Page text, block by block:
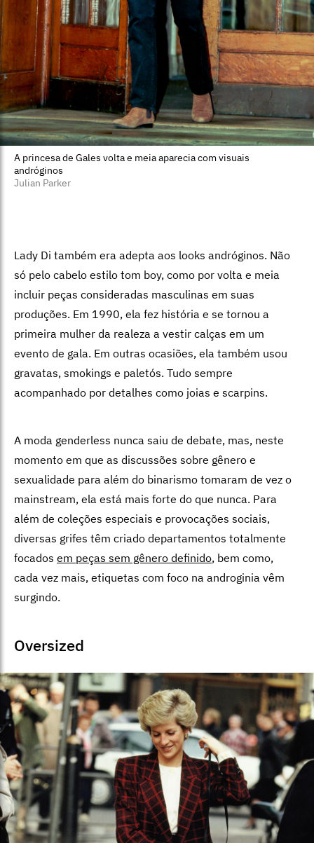
A princesa de Gales volta e meia aparecia com visuais
andróginos
Julian Parker
Lady Di também era adepta aos looks andróginos. Não
só pelo cabelo estilo tom boy, como por volta e meia
incluir peças consideradas masculinas em suas
produções. Em 1990, ela fez história e se tornou a
primeira mulher da realeza a vestir calças em um
evento de gala. Em outras ocasiões, ela também usou
gravatas, smokings e paletós. Tudo sempre
acompanhado por detalhes como joias e scarpins.
A moda genderless nunca saiu de debate, mas, neste
momento em que as discussões sobre gênero e
sexualidade para além do binarismo tomaram de vez o
mainstream, ela está mais forte do que nunca. Para
além de coleções especiais e provocações sociais,
diversas grifes têm criado departamentos totalmente
focados em peças sem gênero definido, bem como,
cada vez mais, etiquetas com foco na androginia vêm
surgindo.
Oversized